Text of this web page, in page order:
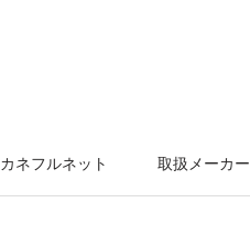
カネフルネット 取扱メーカー